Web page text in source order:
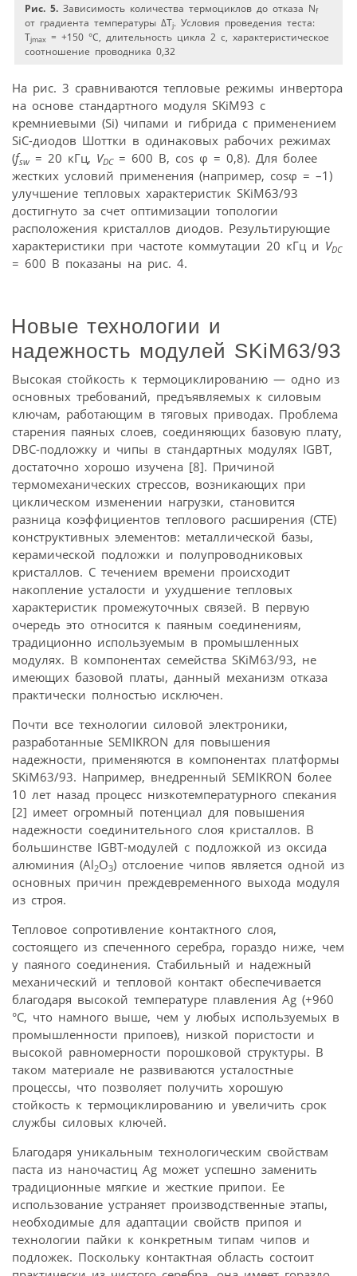
Рис. 5. Зависимость количества термоциклов до отказа Nf
от градиента температуры ΔTj. Условия проведения теста:
Tjmax = +150 °C, длительность цикла 2 с, характеристическое
соотношение проводника 0,32
На рис. 3 сравниваются тепловые режимы инвертора
на основе стандартного модуля SKiM93 c
кремниевыми (Si) чипами и гибрида с применением
SiC-диодов Шоттки в одинаковых рабочих режимах
(fsw = 20 кГц, VDC= 600 В, cos φ = 0,8). Для более
жестких условий применения (например, cosφ = –1)
улучшение тепловых характеристик SKiM63/93
достигнуто за счет оптимизации топологии
расположения кристаллов диодов. Результирующие
характеристики при частоте коммутации 20 кГц и VDC
= 600 В показаны на рис. 4.
Новые технологии и
надежность модулей SKiM63/93
Высокая стойкость к термоциклированию — одно из
основных требований, предъявляемых к силовым
ключам, работающим в тяговых приводах. Проблема
старения паяных слоев, соединяющих базовую плату,
DBC-подложку и чипы в стандартных модулях IGBT,
достаточно хорошо изучена [8]. Причиной
термомеханических стрессов, возникающих при
циклическом изменении нагрузки, становится
разница коэффициентов теплового расширения (CTE)
конструктивных элементов: металлической базы,
керамической подложки и полупроводниковых
кристаллов. С течением времени происходит
накопление усталости и ухудшение тепловых
характеристик промежуточных связей. В первую
очередь это относится к паяным соединениям,
традиционно используемым в промышленных
модулях. В компонентах семейства SKiM63/93, не
имеющих базовой платы, данный механизм отказа
практически полностью исключен.
Почти все технологии силовой электроники,
разработанные SEMIKRON для повышения
надежности, применяются в компонентах платформы
SKiM63/93. Например, внедренный SEMIKRON более
10 лет назад процесс низкотемпературного спекания
[2] имеет огромный потенциал для повышения
надежности соединительного слоя кристаллов. В
большинстве IGBT-модулей с подложкой из оксида
алюминия (Al2O3) отслоение чипов является одной из
основных причин прежде­временного выхода модуля
из строя.
Тепловое сопротивление контактного слоя,
состоящего из спеченного серебра, гораздо ниже, чем
у паяного соединения. Стабильный и надежный
механический и тепловой контакт обеспечивается
благодаря высокой температуре плавления Ag (+960
°C, что намного выше, чем у любых используемых в
промышленности припоев), низкой пористости и
высокой равномерности порошковой структуры. В
таком материале не развиваются усталостные
процессы, что позволяет получить хорошую
стойкость к термоциклированию и увеличить срок
службы силовых ключей.
Благодаря уникальным технологическим свойствам
паста из наночастиц Ag может успешно заменить
традиционные мягкие и жесткие припои. Ее
использование устраняет производственные этапы,
необходимые для адаптации свойств припоя и
технологии пайки к конкретным типам чипов и
подложек. Поскольку контактная область состоит